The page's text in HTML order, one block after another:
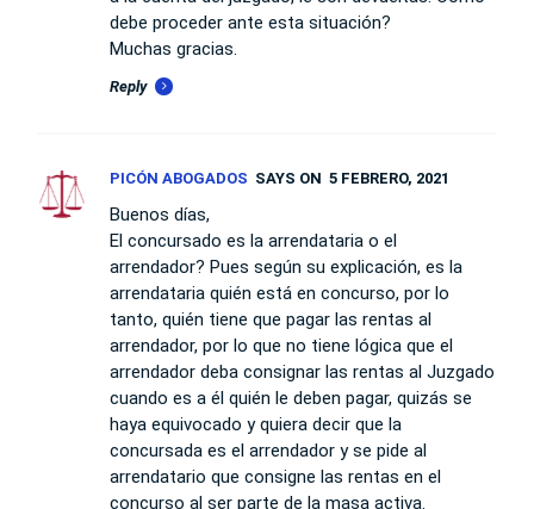
debe proceder ante esta situación?
Muchas gracias.
Reply
PICÓN ABOGADOS SAYS ON 5 FEBRERO, 2021
Buenos días,
El concursado es la arrendataria o el
arrendador? Pues según su explicación, es la
arrendataria quién está en concurso, por lo
tanto, quién tiene que pagar las rentas al
arrendador, por lo que no tiene lógica que el
arrendador deba consignar las rentas al Juzgado
cuando es a él quién le deben pagar, quizás se
haya equivocado y quiera decir que la
concursada es el arrendador y se pide al
arrendatario que consigne las rentas en el
concurso al ser parte de la masa activa.